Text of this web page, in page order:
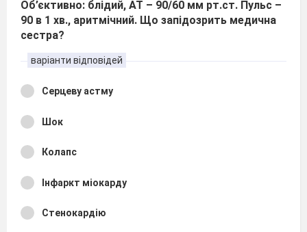
Об’єктивно: блідий, АТ – 90/60 мм рт.ст. Пульс –
90 в 1 хв., аритмічний. Що запідозрить медична
сестра?
варіанти відповідей
Серцеву астму
Шок
Колапс
Інфаркт міокарду
Стенокардію